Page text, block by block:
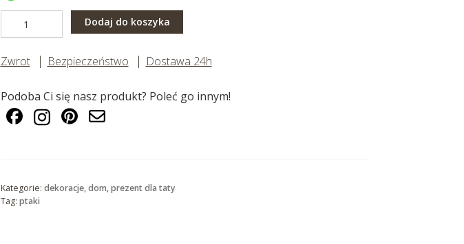
Odświeżacz
flaming
Dodaj do koszyka
Zwrot Bezpieczeństwo Dostawa 24h
Podoba Ci się nasz produkt? Poleć go innym!
Kategorie: dekoracje,dom,prezent dla taty
Tag: ptaki